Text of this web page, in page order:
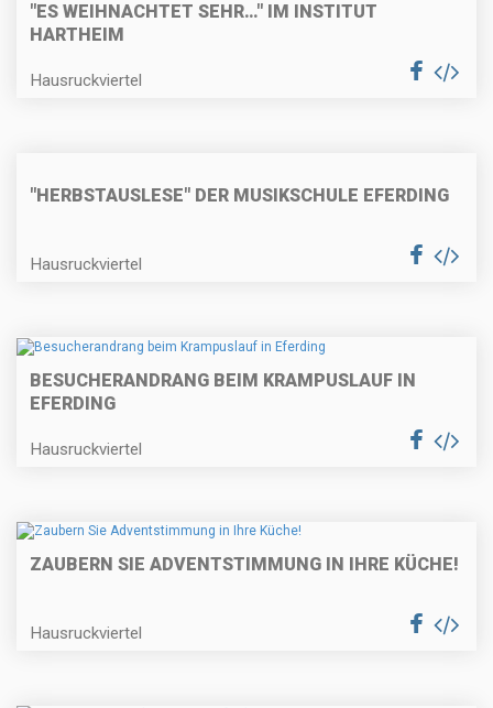
"ES WEIHNACHTET SEHR…" IM INSTITUT
HARTHEIM
Hausruckviertel
"HERBSTAUSLESE" DER MUSIKSCHULE EFERDING
Hausruckviertel
BESUCHERANDRANG BEIM KRAMPUSLAUF IN
EFERDING
Hausruckviertel
ZAUBERN SIE ADVENTSTIMMUNG IN IHRE KÜCHE!
Hausruckviertel